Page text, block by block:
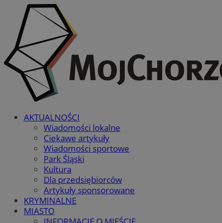
AKTUALNOŚCI
Wiadomości lokalne
Ciekawe artykuły
Wiadomości sportowe
Park Śląski
Kultura
Dla przedsiębiorców
Artykuły sponsorowane
KRYMINALNE
MIASTO